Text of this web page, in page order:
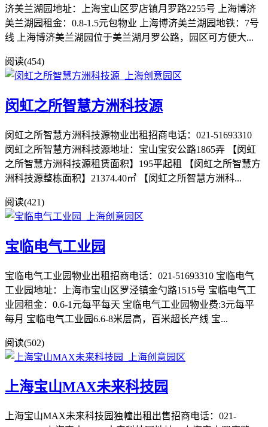
济美兰湖园地址：上海宝山区罗店镇月罗路2255号 上海博济
美兰湖园租金：0.8-1.5元包物业 上海博济美兰湖园地铁：7号
线 上海博济美兰湖园位于美兰湖月罗公路，园区可方便大...
阅读(454)
闵虹之所智慧方洲科技源
闵虹之所智慧方洲科技源物业出租招商电话：021-51693310
闵虹之所智慧方洲科技源地址：宝山宝安公路1865弄 【闵虹
之所智慧方洲科技源租赁面积】195平起租 【闵虹之所智慧方
洲科技源整栋面积】21374.40㎡ 【闵虹之所智慧方洲科...
阅读(421)
宝临电气工业园
宝临电气工业园物业出租招商电话：021-51693310 宝临电气
工业园地址：上海市宝山区罗泾镇金勺路1515号 宝临电气工
业园租金：0.6-1元每平每天 宝临电气工业园物业费:3元每平
每月 宝临电气工业园6.6-8米层高，百米超长产线 宝...
阅读(502)
上海宝山MAX未来科技园
上海宝山MAX未来科技园独幢出租出售招商电话：021-